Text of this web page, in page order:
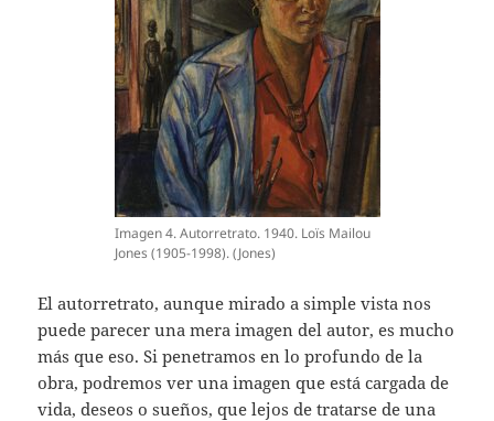
Imagen 4. Autorretrato. 1940. Loïs Mailou
Jones (1905-1998). (Jones)
El autorretrato, aunque mirado a simple vista nos
puede parecer una mera imagen del autor, es mucho
más que eso. Si penetramos en lo profundo de la
obra, podremos ver una imagen que está cargada de
vida, deseos o sueños, que lejos de tratarse de una